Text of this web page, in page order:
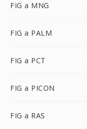
FIG a MNG
FIG a PALM
FIG a PCT
FIG a PICON
FIG a RAS